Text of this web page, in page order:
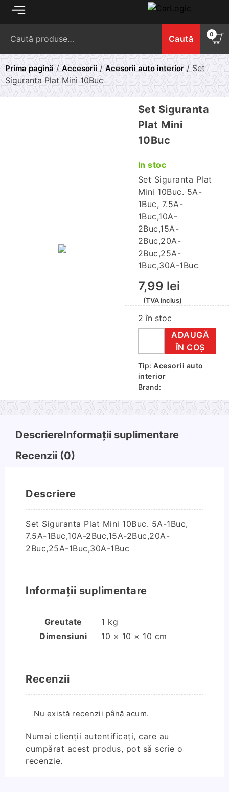
Skip
Caută 0
Prima pagină/Accesorii/Acesorii auto interior / Set
Siguranta Plat Mini 10Buc
Set Siguranta
Plat Mini
10Buc
In stoc
Set Siguranta Plat
Mini 10Buc. 5A-
1Buc, 7.5A-
1Buc,10A-
2Buc,15A-
2Buc,20A-
2Buc,25A-
1Buc,30A-1Buc
7,99 lei
(TVA inclus)
2 în stoc
Cantitate
Siguranta
Plat
10Buc
ADAUGĂ
ÎN COȘ
Tip: Acesorii auto
interior
Brand:
DescriereInformații suplimentare
Recenzii (0)
Descriere
Set Siguranta Plat Mini 10Buc. 5A-1Buc,
7.5A-1Buc,10A-2Buc,15A-2Buc,20A-
2Buc,25A-1Buc,30A-1Buc
Informații suplimentare
Greutate
1 kg
Dimensiuni
10 × 10 × 10 cm
Recenzii
Nu există recenzii până acum.
Numai clienții autentificați, care au
cumpărat acest produs, pot să scrie o
recenzie.